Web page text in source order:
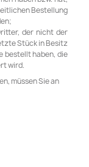
Bestellung
der nicht der
Stück in Besitz
bestellt haben, die
wird.
müssen Sie an